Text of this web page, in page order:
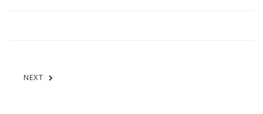
NEXT